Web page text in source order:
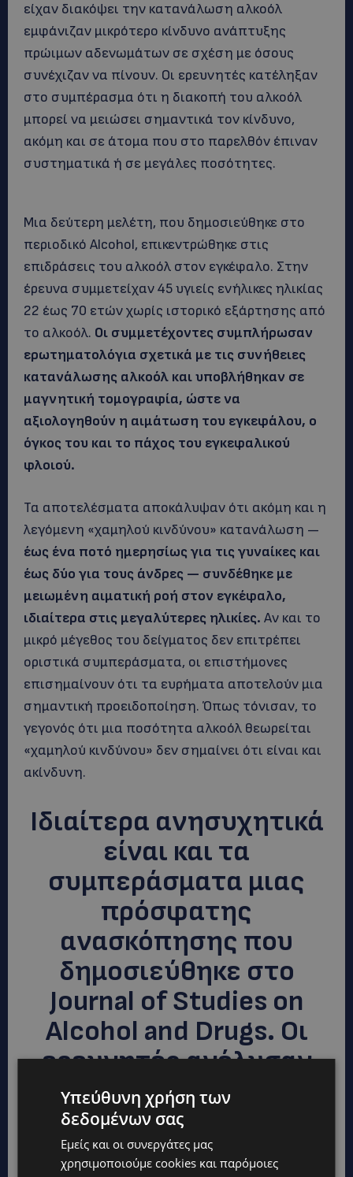
είχαν διακόψει την κατανάλωση αλκοόλ
εμφάνιζαν μικρότερο κίνδυνο ανάπτυξης
πρώιμων αδενωμάτων σε σχέση με όσους
συνέχιζαν να πίνουν. Οι ερευνητές κατέληξαν
στο συμπέρασμα ότι η διακοπή του αλκοόλ
μπορεί να μειώσει σημαντικά τον κίνδυνο,
ακόμη και σε άτομα που στο παρελθόν έπιναν
συστηματικά ή σε μεγάλες ποσότητες.
Μια δεύτερη μελέτη, που δημοσιεύθηκε στο
περιοδικό Alcohol, επικεντρώθηκε στις
επιδράσεις του αλκοόλ στον εγκέφαλο. Στην
έρευνα συμμετείχαν 45 υγιείς ενήλικες ηλικίας
22 έως 70 ετών χωρίς ιστορικό εξάρτησης από
το αλκοόλ. Οι συμμετέχοντες συμπλήρωσαν
ερωτηματολόγια σχετικά με τις συνήθειες
κατανάλωσης αλκοόλ και υποβλήθηκαν σε
μαγνητική τομογραφία, ώστε να
αξιολογηθούν η αιμάτωση του εγκεφάλου, ο
όγκος του και το πάχος του εγκεφαλικού
φλοιού.
Τα αποτελέσματα αποκάλυψαν ότι ακόμη και η
λεγόμενη «χαμηλού κινδύνου» κατανάλωση —
έως ένα ποτό ημερησίως για τις γυναίκες και
έως δύο για τους άνδρες — συνδέθηκε με
μειωμένη αιματική ροή στον εγκέφαλο,
ιδιαίτερα στις μεγαλύτερες ηλικίες. Αν και το
μικρό μέγεθος του δείγματος δεν επιτρέπει
οριστικά συμπεράσματα, οι επιστήμονες
επισημαίνουν ότι τα ευρήματα αποτελούν μια
σημαντική προειδοποίηση. Όπως τόνισαν, το
γεγονός ότι μια ποσότητα αλκοόλ θεωρείται
«χαμηλού κινδύνου» δεν σημαίνει ότι είναι και
ακίνδυνη.
Ιδιαίτερα ανησυχητικά
είναι και τα
συμπεράσματα μιας
πρόσφατης
ανασκόπησης που
δημοσιεύθηκε στο
Journal of Studies on
Alcohol and Drugs. Οι
ερευνητές ανέλυσαν
δεδομένα από 16
μελέτες σχετικά με τη
σχέση της
Υπεύθυνη χρήση των
δεδομένων σας
Εμείς και οι συνεργάτες μας
χρησιμοποιούμε cookies και παρόμοιες